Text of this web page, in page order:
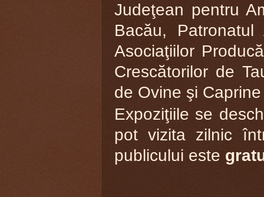
Judeţean pentru
Bacău,
Asociaţiilor
Crescătorilor de
de Ovine şi
Expoziţiile se
pot vizita zilnic
publicului este